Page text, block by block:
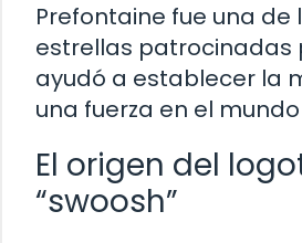
Prefontaine fue una de
estrellas patrocinadas
ayudó a establecer la
una fuerza en el
El origen del
“swoosh”